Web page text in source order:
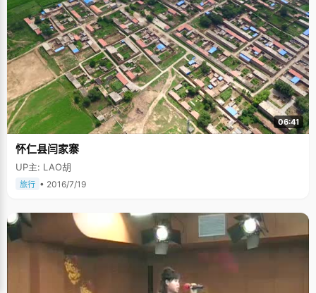
06:41
怀仁县闫家寨
UP主: LAO胡
旅行 • 2016/7/19